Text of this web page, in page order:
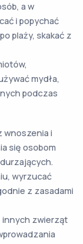
a w
i popychać
plaży, skakać z
mydła,
podczas
wnoszenia i
się osobom
wyrzucać
z zasadami
innych zwierząt